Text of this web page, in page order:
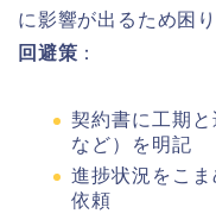
に影響が出るため困り
回避策 ：
契約書に工期
など）を明記
進捗状況をこ
依頼